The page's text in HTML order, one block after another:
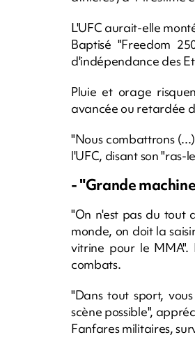
L'UFC aurait-elle
Baptisé "Freedom
d'indépendance des
Pluie et orage
avancée ou retardée
"Nous combattrons
l'UFC, disant son
- "Grande
"On n'est pas du tout
monde, on doit la
vitrine pour le MMA".
combats.
"Dans tout sport,
scène possible",
Fanfares militaires,